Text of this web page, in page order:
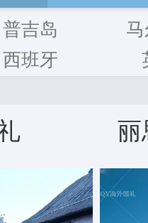
普吉岛
西班牙
丽